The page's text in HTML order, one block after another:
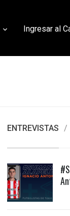
Ingresar al
ENTREVISTAS